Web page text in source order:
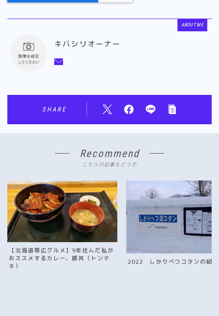
ABOUT ME
キバシリオーナー
SHARE
Recommend
こちらの記事もどうぞ
【北海道帯広グルメ】9年住んだ私が
おススメするカレー、豚丼（トンテ
キ）
2022 しかりべつコタンの紹介